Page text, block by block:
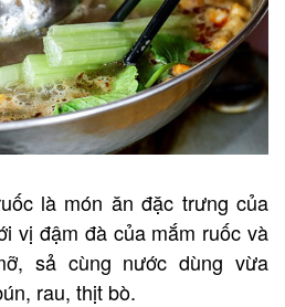
là món ăn đặc trưng của
vị đậm đà của mắm ruốc và
sả cùng nước dùng vừa
rau, thịt bò.